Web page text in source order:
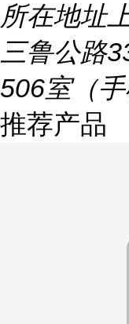
所在地址
三鲁公路
506室（手
推荐产品